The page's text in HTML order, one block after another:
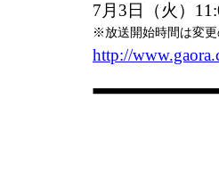
7月3日（火）
※放送開始時間は変更
http://